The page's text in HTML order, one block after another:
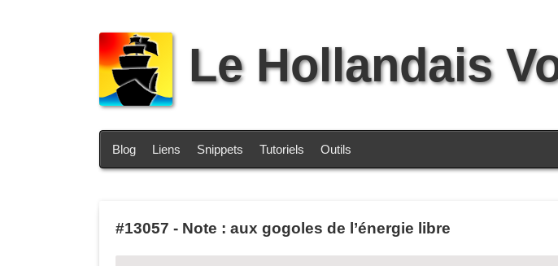
Le Hollandais
Blog Liens Snippets Tutoriels Outils
#13057 - Note : aux gogoles de l’énergie libre